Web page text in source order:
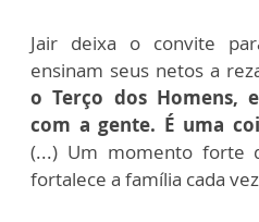
Jair deixa o convite
ensinam seus netos a
o Terço dos Homens,
com a gente. É uma
(...) Um momento forte
fortalece a família cada